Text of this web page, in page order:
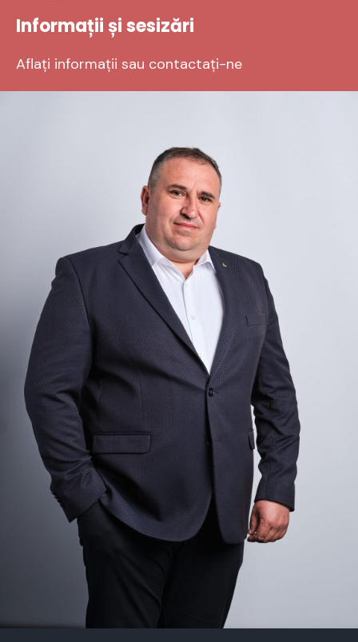
Informații și sesizări
Aflați informații sau contactați-ne